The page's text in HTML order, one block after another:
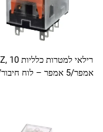
אמפר/5 אמפר – לוח חיבור/פיקה